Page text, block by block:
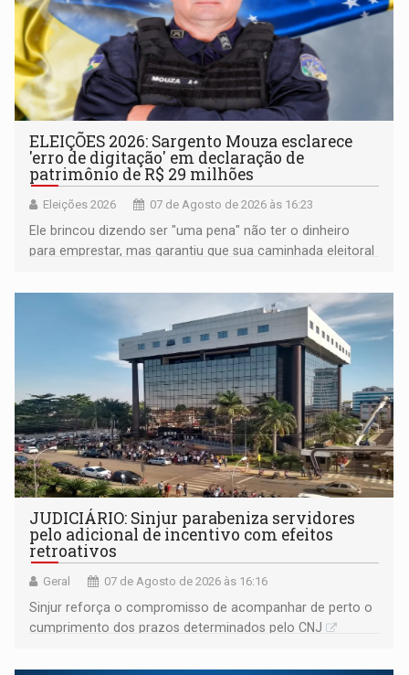
ELEIÇÕES 2026: Sargento Mouza esclarece
'erro de digitação' em declaração de
patrimônio de R$ 29 milhões
Eleições 2026 07 de Agosto de 2026 às 16:23
Ele brincou dizendo ser "uma pena" não ter o dinheiro
para emprestar, mas garantiu que sua caminhada eleitoral
JUDICIÁRIO: Sinjur parabeniza servidores
pelo adicional de incentivo com efeitos
retroativos
Geral 07 de Agosto de 2026 às 16:16
Sinjur reforça o compromisso de acompanhar de perto o
cumprimento dos prazos determinados pelo CNJ